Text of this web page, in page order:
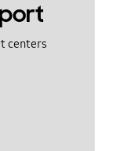
centers